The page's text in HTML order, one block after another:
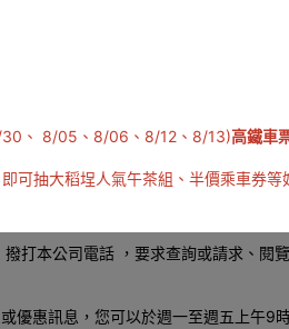
授權之使用、刪除、修改、再處理或公
司並訓練員工，以適當的處理方式來
打本公司電話 ，要求查詢或請求、閱
優惠訊息，您可以於週一至週五上午9
30、 8/05、8/06、8/12、8/13)高鐵車
可抽大稻埕人氣午茶組、半價乘車券等